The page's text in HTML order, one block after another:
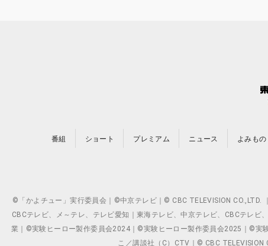
番組 ショート プレミアム ニュース よみもの
©「かよチュー」実行委員会｜©中京テレビ｜© CBC TELEVISION
CBCテレビ、メ～テレ、テレビ愛知｜東海テレビ、中京テレビ、CBCテレ
業｜©実験ヒーロー製作委員会2024｜©実験ヒーロー製作委員会2025｜©実
こ／講談社（C）CTV｜© CBC